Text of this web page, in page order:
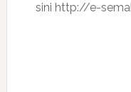
sini http://e-